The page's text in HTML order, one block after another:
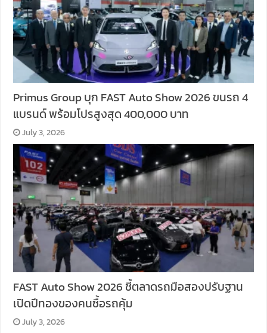
Primus Group บุก FAST Auto Show 2026 ขนรถ 4
แบรนด์ พร้อมโปรสูงสุด 400,000 บาท
July 3, 2026
FAST Auto Show 2026 ชี้ตลาดรถมือสองปรับฐาน
เปิดปีทองของคนซื้อรถคุ้ม
July 3, 2026